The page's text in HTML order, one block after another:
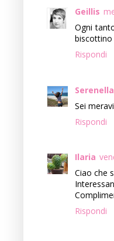
Geillis
Ogni
biscottino
Rispondi
Serenella
Sei
Rispondi
Ilaria
Ciao che
Rispondi